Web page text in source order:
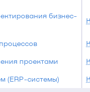
бизнес-
проектами
(ERP-системы)